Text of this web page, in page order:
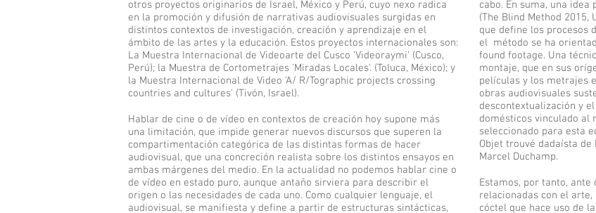
otros proyectos originarios de Israel, México y Perú, cuyo nexo radica
en la promoción y difusión de narrativas audiovisuales surgidas en
distintos contextos de investigación, creación y aprendizaje en el
ámbito de las artes y la educación. Estos proyectos internacionales son:
La Muestra Internacional de Videoarte del Cusco ‘Videoraymi’ (Cusco,
Perú); la Muestra de Cortometrajes 'Miradas Locales'. (Toluca, México); y
la Muestra Internacional de Video 'A/ R/Tographic projects crossing
countries and cultures' (Tivón, Israel).
Hablar de cine o de vídeo en contextos de creación hoy supone más
una limitación, que impide generar nuevos discursos que superen la
compartimentación categórica de las distintas formas de hacer
audiovisual, que una concreción realista sobre los distintos ensayos en
ambas márgenes del medio. En la actualidad no podemos hablar cine o
de vídeo en estado puro, aunque antaño sirviera para describir el
origen o las necesidades de cada uno. Como cualquier lenguaje, el
audiovisual, se manifiesta y define a partir de estructuras sintácticas,
cabo. En suma, una
(The Blind Method 2015,
que define los procesos
el método se ha
found footage. Una
montaje, que en sus
películas y los metrajes
obras audiovisuales
descontextualización y
domésticos vinculado
seleccionado para esta
Objet trouvé dadaísta de
Marcel Duchamp.
Estamos, por tanto,
relacionadas con el
cóctel que hace uso de